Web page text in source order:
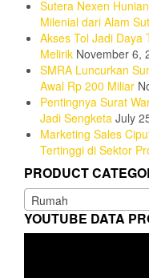
Sutera Nexen
Milenial dari Alam
Akses Tol Jadi Daya
Melirik November 6,
SMRA Luncurkan
Awal Rp 200 Miliar
Pentingnya Surat
Jadi Sengketa July
Marketing Sales
Tertinggi di Sektor
PRODUCT
Rumah
YOUTUBE DATA